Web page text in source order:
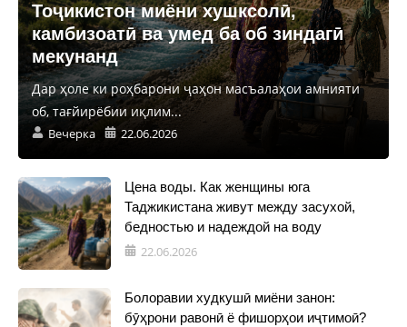
Тоҷикистон миёни хушксолӣ,
камбизоатӣ ва умед ба об зиндагӣ
мекунанд
Дар ҳоле ки роҳбарони ҷаҳон масъалаҳои амнияти
об, тағйирёбии иқлим...
Вечерка 22.06.2026
Цена воды. Как женщины юга
Таджикистана живут между засухой,
бедностью и надеждой на воду
22.06.2026
Болоравии худкушӣ миёни занон:
бӯҳрони равонӣ ё фишорҳои иҷтимоӣ?